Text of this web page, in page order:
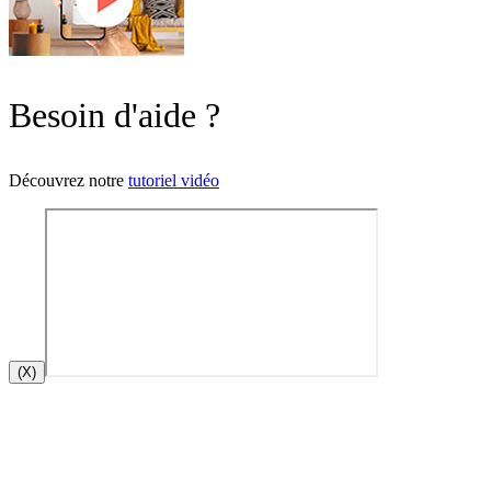
Besoin d'aide ?
Découvrez notre tutoriel vidéo
(X)